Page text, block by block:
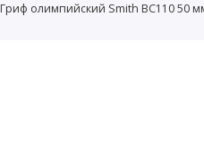
Гриф олимпийский Smith BC110 50